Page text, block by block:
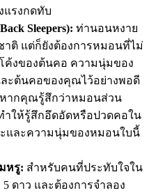
แรงกดทับ
Sleepers): ท่านอนหงาย
าติ แต่ก็ยังต้องการหมอนที่ไม่
ค้งของต้นคอ ความนุ่มของ
ะต้นคอของคุณไว้อย่างพอดี
หากคุณรู้สึกว่าหมอนส่วน
ำให้รู้สึกอึดอัดหรือปวดคอใน
และความนุ่มของหมอนใบนี้
หรู: สำหรับคนที่ประทับใจใน
ดาว และต้องการจำลอง